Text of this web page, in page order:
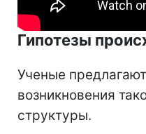
Гипотезы
Ученые
возникновения
структуры.